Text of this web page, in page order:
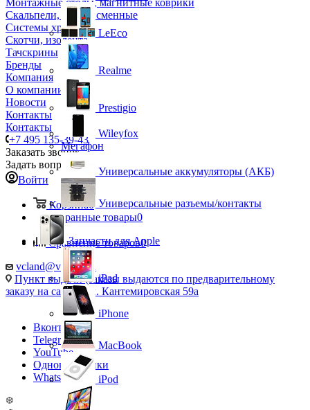
Монтажные столы, магнитные коврики
Скальпели, лезвия сменные
Системы хранения
Скотчи, изолента
Тачскрины
Бренды
Компания
О компании
Новости
Контакты
Контакты
+7 495 135-39-43
Заказать звонок
Задать вопрос
Войти
Корзина0
Избранные товары0
Сравнение товаров0
vcland@vcland.ru
Пункт выдачи (заказы выдаются по предварительному
заказу на сайте), ул. Кантемировская 59а
Вконтакте
Telegram
YouTube
Одноклассники
WhatsApp
❆
LeEco
Realme
Prestigio
Wileyfox
Мегафон
Универсальные аккумуляторы (АКБ)
Универсальные разъемы/контакты
Запчасти для Apple
iPad
iPhone
MacBook
iPod